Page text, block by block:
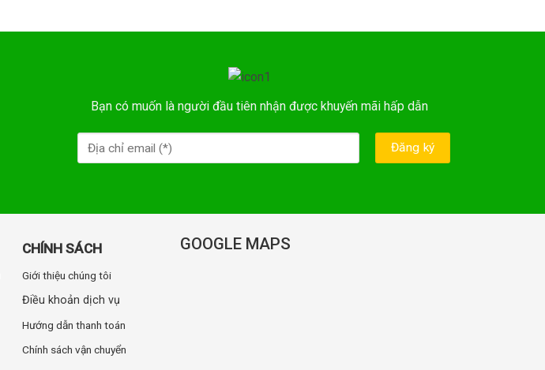
Bạn có muốn là người đầu tiên nhận được khuyến mãi hấp dẫn
CHÍNH SÁCH
Giới thiệu chúng tôi
Điều khoản dịch vụ
Hướng dẫn thanh toán
Chính sách vận chuyển
GOOGLE MAPS